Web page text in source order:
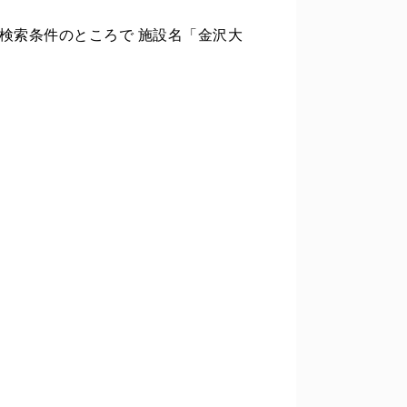
索条件のところで 施設名「金沢大